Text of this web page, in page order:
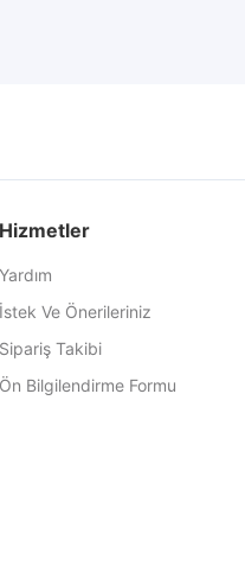
Hizmetler
Yardım
İstek Ve Önerileriniz
Sipariş Takibi
Ön Bilgilendirme Formu